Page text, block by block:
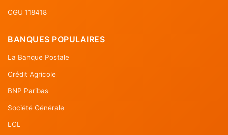
CGU 118418
BANQUES POPULAIRES
La Banque Postale
Crédit Agricole
BNP Paribas
Société Générale
LCL